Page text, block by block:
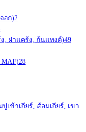
อก)2
, ฝาแคร้ง, ก้นแทงค์)49
28
เข้าเกียร์, ส้อมเกียร์, เขา